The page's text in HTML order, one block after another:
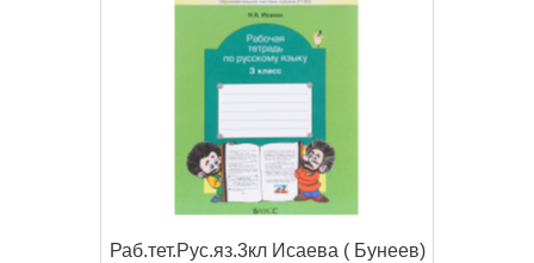
Раб.тет.Рус.яз.3кл Исаева ( Бунеев)